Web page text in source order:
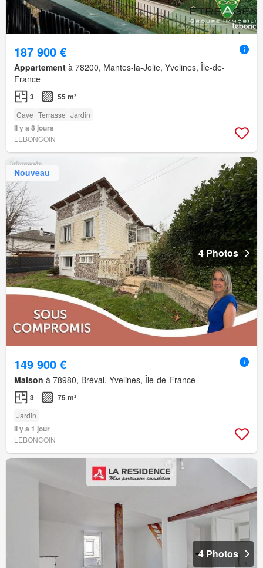
187 900 €
Appartement à 78200, Mantes-la-Jolie, Yvelines, Île-de-
France
3 55 m²
Cave Terrasse Jardin
Il y a 8 jours
LEBONCOIN
Nouveau
4 Photos
149 900 €
Maison à 78980, Bréval, Yvelines, Île-de-France
3 75 m²
Jardin
Il y a 1 jour
LEBONCOIN
4 Photos